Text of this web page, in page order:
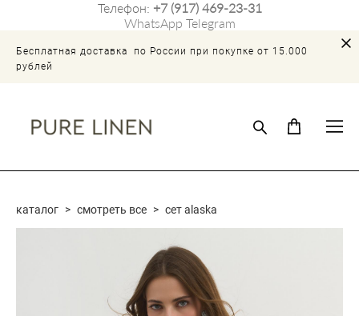
Телефон: +7 (917) 469-23-31
WhatsApp Telegram
Бесплатная доставка по России при покупке от 15.000
рублей
каталог > смотреть все > сет alaska